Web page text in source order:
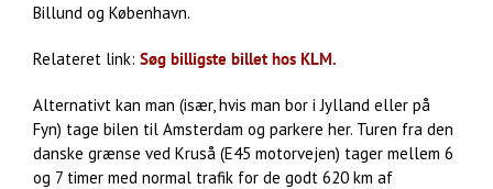
Billund og København.
Relateret link: Søg billigste billet hos KLM.
Alternativt kan man (især, hvis man bor i Jylland eller på
Fyn) tage bilen til Amsterdam og parkere her. Turen fra den
danske grænse ved Kruså (E45 motorvejen) tager mellem 6
og 7 timer med normal trafik for de godt 620 km af